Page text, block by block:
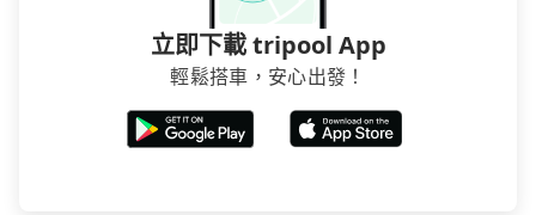
立即下載 tripool App
輕鬆搭車，安心出發！